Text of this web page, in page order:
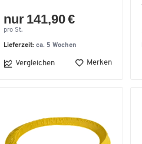
nur 141,90 €
pro St.
Lieferzeit: ca. 5 Wochen
Vergleichen Merken